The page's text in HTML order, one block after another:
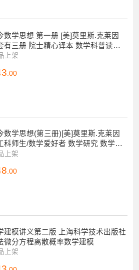
数学思想 第一册 [美]莫里斯.克莱因
有三册 院士精心译本 数学科普读物
综合 自然科学 上海科学技术出版
上架
.00
数学思想(第三册)[美]莫里斯.克莱因
科师生/数学爱好者 数学研究 数学科
物 科普综合 自然科学 上海科技
上架
.00
建模讲义第二版 上海科学技术出版社
微分方程离散概率数学建模
上架